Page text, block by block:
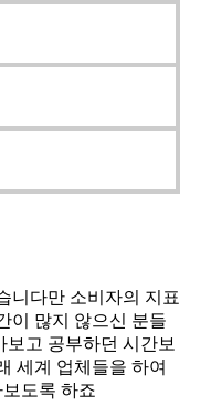
니다만 소비자의 지표
이 많지 않으신 분들
고 공부하던 시간보
세계 업체들을 하여
도록 하죠